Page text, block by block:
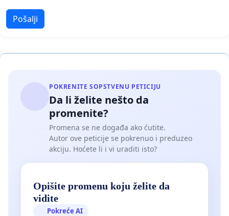
Pošalji
POKRENITE SOPSTVENU PETICIJU
Da li želite nešto da
promenite?
Promena se ne događa ako ćutite.
Autor ove peticije se pokrenuo i preduzeo
akciju. Hoćete li i vi uraditi isto?
Opišite promenu koju želite da
vidite
Pokreće AI